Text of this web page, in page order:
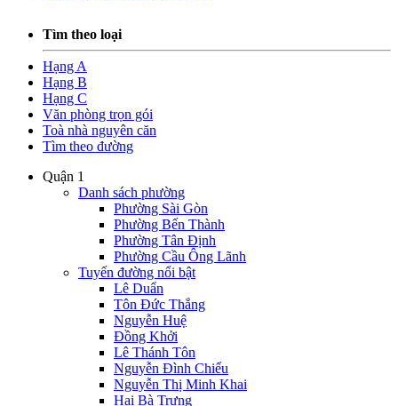
Tìm theo loại
Hạng A
Hạng B
Hạng C
Văn phòng trọn gói
Toà nhà nguyên căn
Tìm theo đường
Quận 1
Danh sách phường
Phường Sài Gòn
Phường Bến Thành
Phường Tân Định
Phường Cầu Ông Lãnh
Tuyến đường nổi bật
Lê Duẩn
Tôn Đức Thắng
Nguyễn Huệ
Đồng Khởi
Lê Thánh Tôn
Nguyễn Đình Chiểu
Nguyễn Thị Minh Khai
Hai Bà Trưng